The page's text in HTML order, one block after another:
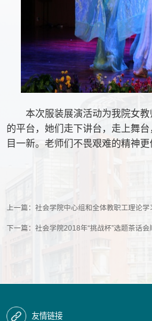
本次服装展演活动为我院女
的平台，她们走下讲台，走上舞
目一新。老师们不畏艰难的精神更
上一篇：社会学院中心组和全体教职工理论学
下一篇：社会学院2018年“挑战杯”选题茶话会
友情链接